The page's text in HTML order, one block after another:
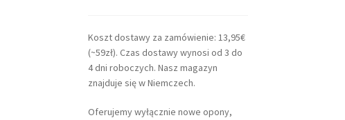
Koszt dostawy za zamówienie: 13,95€
(~59zł). Czas dostawy wynosi od 3 do
4 dni roboczych. Nasz magazyn
znajduje się w Niemczech.
Oferujemy wyłącznie nowe opony,